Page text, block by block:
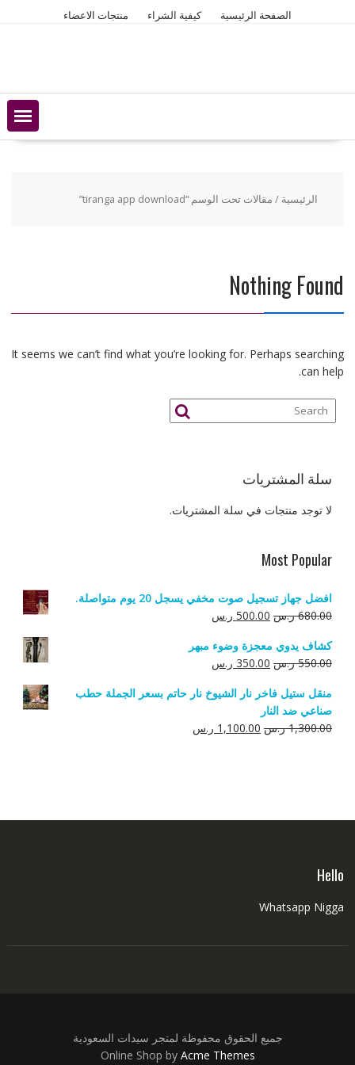
الصفحة الرئيسية كيفية الشراء منتجات الاعضاء
الرئيسية / مقالات تحت الوسم “tiranga app download”
Nothing Found
It seems we can’t find what you’re looking for. Perhaps searching
can help.
سلة المشتريات
لا توجد منتجات في سلة المشتريات.
Most Popular
افضل جهاز تسجيل صوت مخفي يسجل 20 يوم متواصلة.
680.00 ر.س السعر
هو:
680.00 ر.س.
500.00 ر.سالسعر
هو:
500.00 ر.س.
كشاف يدوي معجزة وضوء مبهر
550.00 ر.س السعر
هو:
550.00 ر.س.
350.00 ر.سالسعر
هو:
منقل ستيل فاخر نار الشيوخ نار حاتم بسعر الجملة حطب
صناعي ضد النار
1,300.00 ر.س السعر
1,100.00 ر.سالسعر
Hello
Whatsapp Nigga
جميع الحقوق محفوظة لمتجر سيدات السعودية
Online Shop by Acme Themes